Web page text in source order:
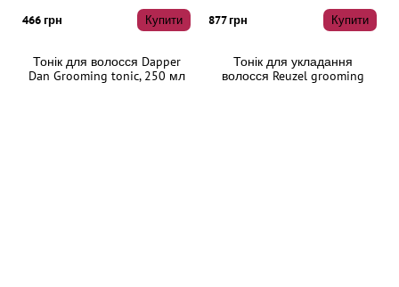
466 грн Купити
Тонік для волосся Dapper
Dan Grooming tonic, 250 мл
877 грн Купити
Тонік для укладання
волосся Reuzel grooming